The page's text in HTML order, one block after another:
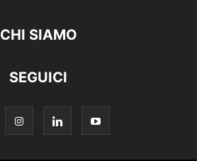
CHI SIAMO
SEGUICI